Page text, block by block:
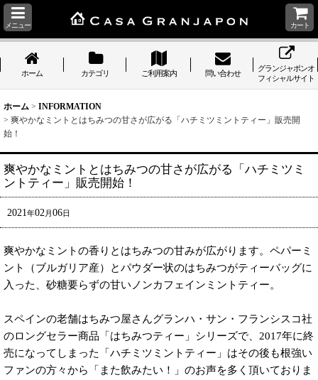
メニュー カート
ホーム カテゴリ ご利用案内 問い合わせ
グランジャポンオ
フィシャルサイト
ホーム > INFORMATION
> 爽やかなミントとはちみつの甘さが広がる「ハチミツミントティー」販売開
始！
爽やかなミントとはちみつの甘さが広がる「ハチミツミ
ントティー」販売開始！
2021年02 月06日
爽やかなミントの香りとはちみつの甘みが広がります。ペパーミ
ント（ブルガリア産）とパウダー状のはちみつがティーバッグに
入った、砂糖要らずの甘いノンカフェインミントティー。
スペインの老舗はちみつ屋さんグランハ・サン・フランシスコ社
のロングセラー商品「はちみつティー」シリーズで、2017年に終
売になってしまった「ハチミツミントティー」はその後も根強い
ファンの方々から「また飲みたい！」のお声を多く頂いておりま